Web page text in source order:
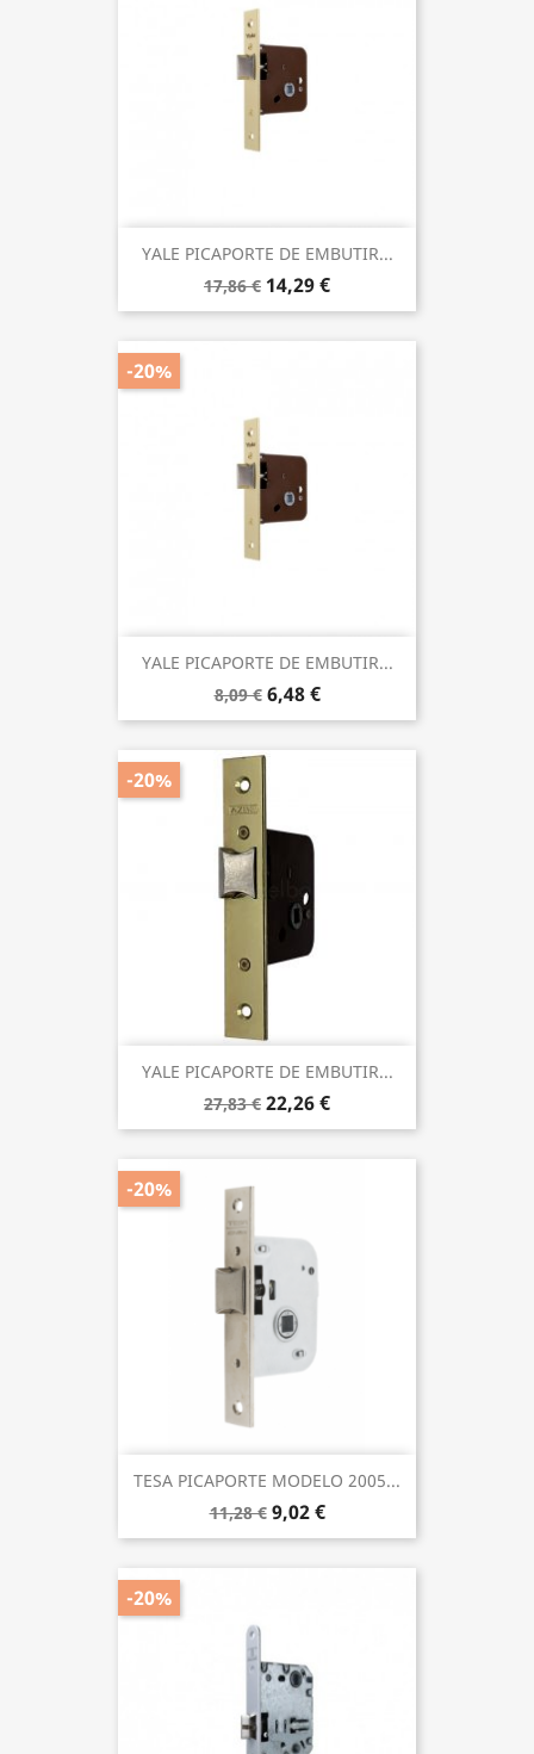
YALE PICAPORTE DE EMBUTIR...
17,86 € 14,29 €
YALE PICAPORTE DE EMBUTIR...
8,09 € 6,48 €
-20%
YALE PICAPORTE DE EMBUTIR...
27,83 € 22,26 €
-20%
TESA PICAPORTE MODELO 2005...
11,28 € 9,02 €
-20%
-20%